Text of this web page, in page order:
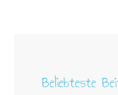
Beliebteste